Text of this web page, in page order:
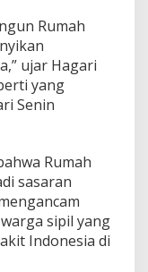
Rumah
ujar Hagari
yang
Senin
Rumah
sasaran
sipil yang
Indonesia di